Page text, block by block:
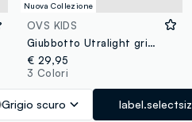
Nuova Collezione
OVS KIDS
Giubbotto Utralight grigio imbottito con cappuccio e zip per bambino
€ 29,95
3 Colori
Grigio scuro